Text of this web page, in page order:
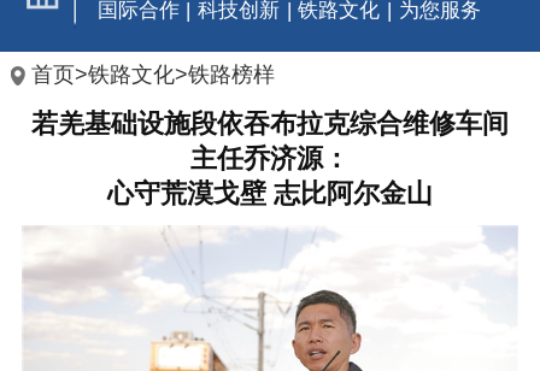
国际合作 | 科技创新 | 铁路文化 | 为您服务
首页>铁路文化>铁路榜样
若羌基础设施段依吞布拉克综合维修车间
主任乔济源：
心守荒漠戈壁 志比阿尔金山